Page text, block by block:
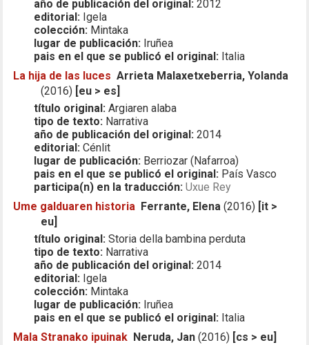
año de publicación del original: 2012
editorial: Igela
colección: Mintaka
lugar de publicación: Iruñea
pais en el que se publicó el original: Italia
La hija de las luces Arrieta Malaxetxeberria, Yolanda
(2016) [eu > es]
título original: Argiaren alaba
tipo de texto: Narrativa
año de publicación del original: 2014
editorial: Cénlit
lugar de publicación: Berriozar (Nafarroa)
pais en el que se publicó el original: País Vasco
participa(n) en la traducción: Uxue Rey
Ume galduaren historia Ferrante, Elena (2016) [it >
eu]
título original: Storia della bambina perduta
tipo de texto: Narrativa
año de publicación del original: 2014
editorial: Igela
colección: Mintaka
lugar de publicación: Iruñea
pais en el que se publicó el original: Italia
Mala Stranako ipuinak Neruda, Jan (2016) [cs > eu]